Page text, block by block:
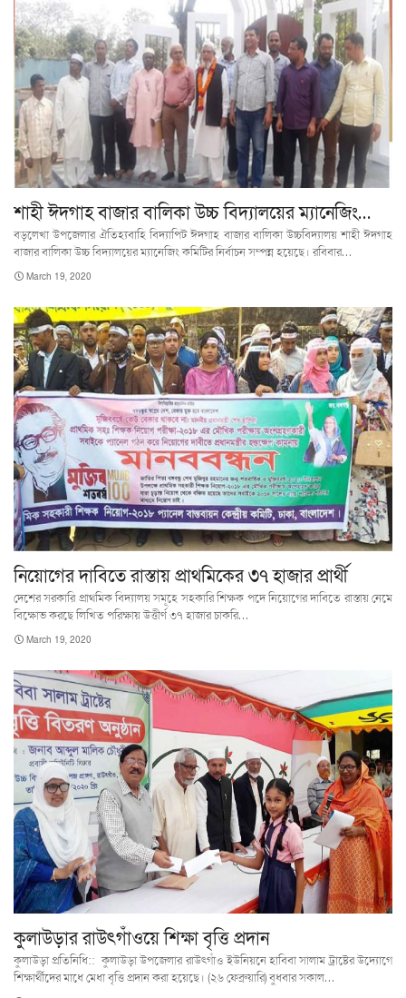
শাহী ঈদগাহ বাজার বালিকা উচ্চ বিদ্যালয়ের ম্যানেজিং…
বড়লেখা উপজেলার ঐতিহ্যবাহি বিদ্যাপিট ঈদগাহ বাজার বালিকা উচ্চবিদ্যালয় শাহী ঈদগাহ
বাজার বালিকা উচ্চ বিদ্যালয়ের ম্যানেজিং কমিটির নির্বাচন সম্পন্ন হয়েছে। রবিবার…
March 19, 2020
নিয়োগের দাবিতে রাস্তায় প্রাথমিকের ৩৭ হাজার প্রার্থী
দেশের সরকারি প্রাথমিক বিদ্যালয় সমূহে সহকারি শিক্ষক পদে নিয়োগের দাবিতে রাস্তায় নেমে
বিক্ষোভ করছে লিখিত পরিক্ষায় উত্তীর্ণ ৩৭ হাজার চাকরি…
March 19, 2020
কুলাউড়ার রাউৎগাঁওয়ে শিক্ষা বৃত্তি প্রদান
কুলাউড়া প্রতিনিধি:: কুলাউড়া উপজেলার রাউৎগাঁও ইউনিয়নে হাবিবা সালাম ট্রাষ্টের উদ্যোগে
শিক্ষার্থীদের মাধে মেধা বৃত্তি প্রদান করা হয়েছে। (২৬ ফেব্রুয়ারি) বুধবার সকাল…